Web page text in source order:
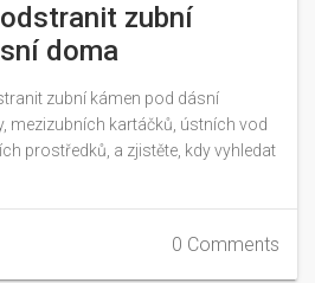
zubní
doma
zubní kámen pod dásní
mezizubních kartáčků, ústních vod
prostředků, a zjistěte, kdy vyhledat
0 Comments